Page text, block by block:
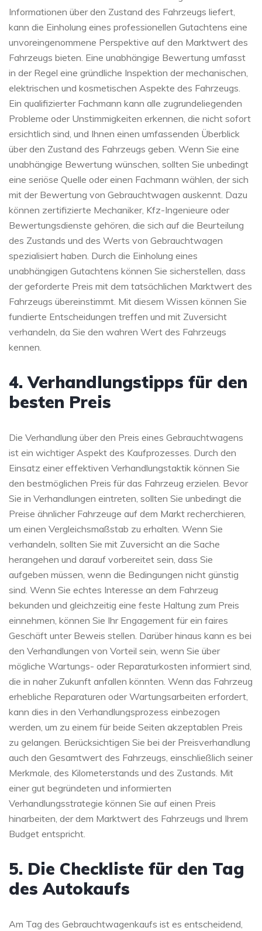
Informationen über den Zustand des Fahrzeugs liefert,
kann die Einholung eines professionellen Gutachtens eine
unvoreingenommene Perspektive auf den Marktwert des
Fahrzeugs bieten. Eine unabhängige Bewertung umfasst
in der Regel eine gründliche Inspektion der mechanischen,
elektrischen und kosmetischen Aspekte des Fahrzeugs.
Ein qualifizierter Fachmann kann alle zugrundeliegenden
Probleme oder Unstimmigkeiten erkennen, die nicht sofort
ersichtlich sind, und Ihnen einen umfassenden Überblick
über den Zustand des Fahrzeugs geben. Wenn Sie eine
unabhängige Bewertung wünschen, sollten Sie unbedingt
eine seriöse Quelle oder einen Fachmann wählen, der sich
mit der Bewertung von Gebrauchtwagen auskennt. Dazu
können zertifizierte Mechaniker, Kfz-Ingenieure oder
Bewertungsdienste gehören, die sich auf die Beurteilung
des Zustands und des Werts von Gebrauchtwagen
spezialisiert haben. Durch die Einholung eines
unabhängigen Gutachtens können Sie sicherstellen, dass
der geforderte Preis mit dem tatsächlichen Marktwert des
Fahrzeugs übereinstimmt. Mit diesem Wissen können Sie
fundierte Entscheidungen treffen und mit Zuversicht
verhandeln, da Sie den wahren Wert des Fahrzeugs
kennen.
4. Verhandlungstipps für den
besten Preis
Die Verhandlung über den Preis eines Gebrauchtwagens
ist ein wichtiger Aspekt des Kaufprozesses. Durch den
Einsatz einer effektiven Verhandlungstaktik können Sie
den bestmöglichen Preis für das Fahrzeug erzielen. Bevor
Sie in Verhandlungen eintreten, sollten Sie unbedingt die
Preise ähnlicher Fahrzeuge auf dem Markt recherchieren,
um einen Vergleichsmaßstab zu erhalten. Wenn Sie
verhandeln, sollten Sie mit Zuversicht an die Sache
herangehen und darauf vorbereitet sein, dass Sie
aufgeben müssen, wenn die Bedingungen nicht günstig
sind. Wenn Sie echtes Interesse an dem Fahrzeug
bekunden und gleichzeitig eine feste Haltung zum Preis
einnehmen, können Sie Ihr Engagement für ein faires
Geschäft unter Beweis stellen. Darüber hinaus kann es bei
den Verhandlungen von Vorteil sein, wenn Sie über
mögliche Wartungs- oder Reparaturkosten informiert sind,
die in naher Zukunft anfallen könnten. Wenn das Fahrzeug
erhebliche Reparaturen oder Wartungsarbeiten erfordert,
kann dies in den Verhandlungsprozess einbezogen
werden, um zu einem für beide Seiten akzeptablen Preis
zu gelangen. Berücksichtigen Sie bei der Preisverhandlung
auch den Gesamtwert des Fahrzeugs, einschließlich seiner
Merkmale, des Kilometerstands und des Zustands. Mit
einer gut begründeten und informierten
Verhandlungsstrategie können Sie auf einen Preis
hinarbeiten, der dem Marktwert des Fahrzeugs und Ihrem
Budget entspricht.
5. Die Checkliste für den Tag
des Autokaufs
Am Tag des Gebrauchtwagenkaufs ist es entscheidend,